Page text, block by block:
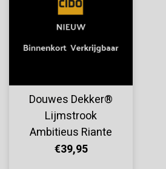
Douwes Dekker®
Lijmstrook
Ambitieus Riante
Plank Ultra Mat
€39,95